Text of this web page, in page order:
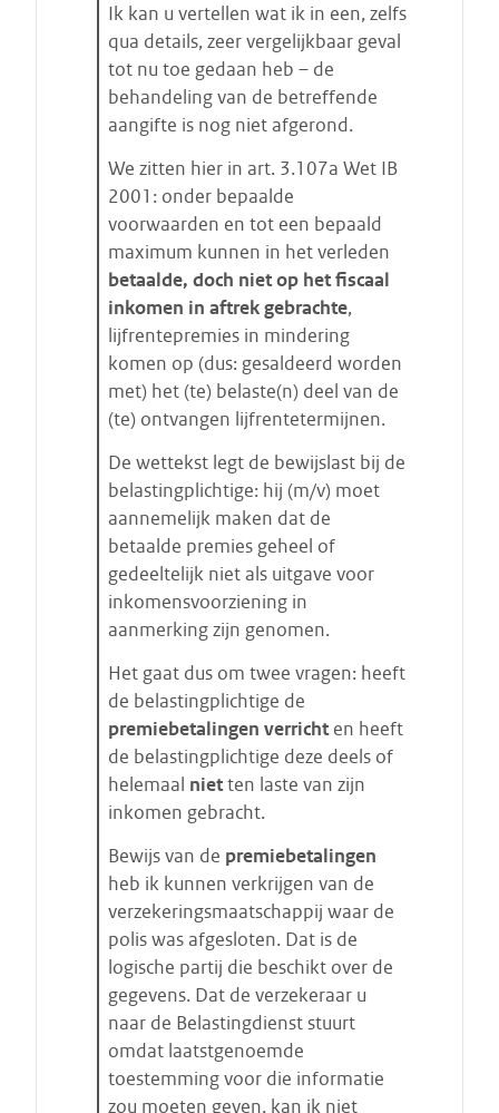
a
a
t
s
t
r
t
e
n
Ik kan u vertellen wat ik in een, zelfs
qua details, zeer vergelijkbaar geval
tot nu toe gedaan heb – de
behandeling van de betreffende
aangifte is nog niet afgerond.
We zitten hier in art. 3.107a Wet IB
2001: onder bepaalde
voorwaarden en tot een bepaald
maximum kunnen in het verleden
betaalde, doch niet op het fiscaal
inkomen in aftrek gebrachte,
lijfrentepremies in mindering
komen op (dus: gesaldeerd worden
met) het (te) belaste(n) deel van de
(te) ontvangen lijfrentetermijnen.
De wettekst legt de bewijslast bij de
belastingplichtige: hij (m/v) moet
aannemelijk maken dat de
betaalde premies geheel of
gedeeltelijk niet als uitgave voor
inkomensvoorziening in
aanmerking zijn genomen.
Het gaat dus om twee vragen: heeft
de belastingplichtige de
premiebetalingen verrichten heeft
de belastingplichtige deze deels of
helemaal nietten laste van zijn
inkomen gebracht.
Bewijs van de premiebetalingen
heb ik kunnen verkrijgen van de
verzekeringsmaatschappij waar de
polis was afgesloten. Dat is de
logische partij die beschikt over de
gegevens. Dat de verzekeraar u
naar de Belastingdienst stuurt
omdat laatstgenoemde
toestemming voor die informatie
zou moeten geven, kan ik niet